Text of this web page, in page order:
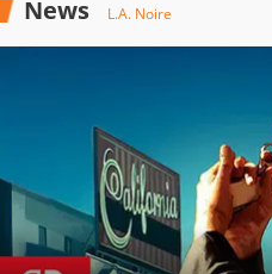
News L.A. Noire